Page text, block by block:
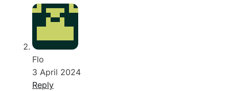
Flo
3 April 2024
Reply